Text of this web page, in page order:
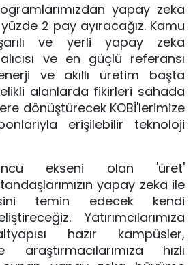
yapay zeka
2 pay ayıracağız. Kamu
ve yerli yapay zeka
ve en güçlü referansı
ve akıllı üretim başta
alanlarda fikirleri sahada
dönüştürecek KOBİ'lerimize
erişilebilir teknoloji
ekseni olan 'üret'
yapay zeka ile
temin edecek kendi
Yatırımcılarımıza
hazır kampüsler,
araştırmacılarımıza hızlı